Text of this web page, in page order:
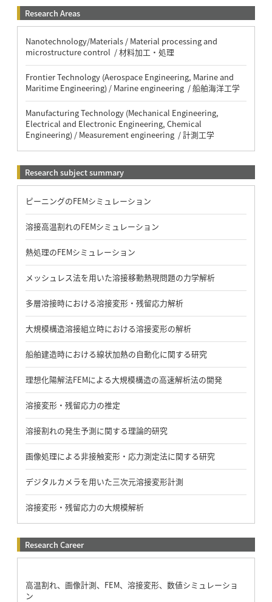
Research Areas
Nanotechnology/Materials / Material processing and
microstructure control / 材料加工・処理
Frontier Technology (Aerospace Engineering, Marine and
Maritime Engineering) / Marine engineering / 船舶海洋工学
Manufacturing Technology (Mechanical Engineering,
Electrical and Electronic Engineering, Chemical
Engineering) / Measurement engineering / 計測工学
Research subject summary
ピーニングのFEMシミュレーション
溶接高温割れのFEMシミュレーション
熱処理のFEMシミュレーション
メッシュレス法を用いた溶接移動熱現問題の力学解析
多層溶接時における溶接変形・残留応力解析
大規模構造溶接組立時における溶接変形の解析
船舶建造時における線状加熱の自動化に関する研究
理想化陽解法FEMによる大規模構造の高速解析法の開発
溶接変形・残留応力の推定
溶接割れの発生予測に関する理論的研究
画像処理による非接触変形・応力測定法に関する研究
デジタルカメラを用いた三次元溶接変形計測
溶接変形・残留応力の大規模解析
Research Career
高温割れ、画像計測、FEM、溶接変形、数値シミュレーショ
ン